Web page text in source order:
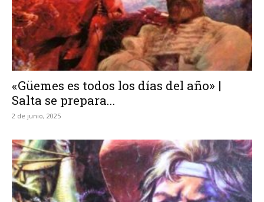
«Güemes es todos los días del año» |
Salta se prepara...
2 de junio, 2025